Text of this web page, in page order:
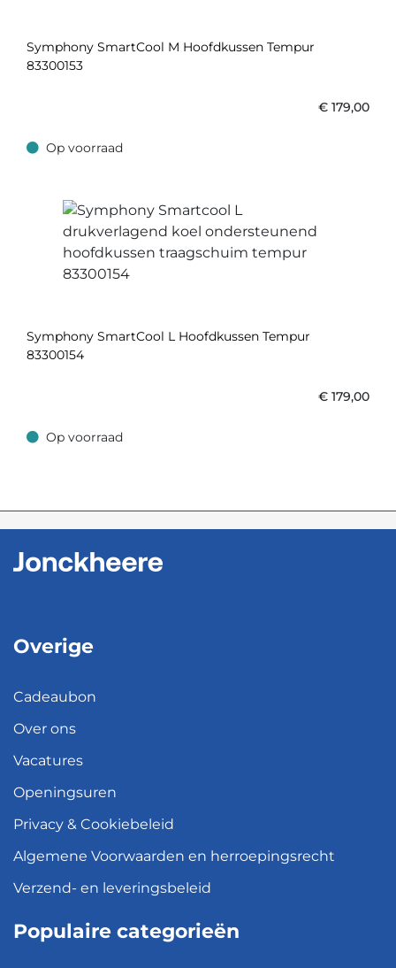
Symphony SmartCool M Hoofdkussen Tempur
83300153
€ 179,00
Op voorraad
Op voorraad
Symphony SmartCool L Hoofdkussen Tempur
83300154
€ 179,00
Op voorraad
Op voorraad
Overige
Cadeaubon
Over ons
Vacatures
Openingsuren
Privacy & Cookiebeleid
Algemene Voorwaarden en herroepingsrecht
Verzend- en leveringsbeleid
Populaire categorieën